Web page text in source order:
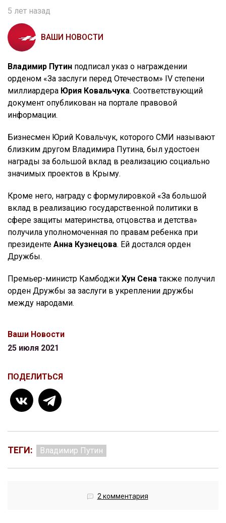
5 лет назад
ВАШИ НОВОСТИ
Владимир Путин подписал указ о награждении
орденом «За заслуги перед Отечеством» IV степени
миллиардера Юрия Ковальчука. Соответствующий
документ опубликован на портале правовой
информации.
Бизнесмен Юрий Ковальчук, которого СМИ называют
близким другом Владимира Путина, был удостоен
награды за большой вклад в реализацию социально
значимых проектов в Крыму.
Кроме него, награду с формулировкой «За большой
вклад в реализацию государственной политики в
сфере защиты материнства, отцовства и детства»
получила уполномоченная по правам ребенка при
президенте Анна Кузнецова. Ей достался орден
Дружбы.
Премьер-министр Камбоджи Хун Сенатакже получил
орден Дружбы за заслуги в укреплении дружбы
между народами.
Ваши Новости
25 июля 2021
ПОДЕЛИТЬСЯ
ТЕГИ: Владимир Путин
2 комментария